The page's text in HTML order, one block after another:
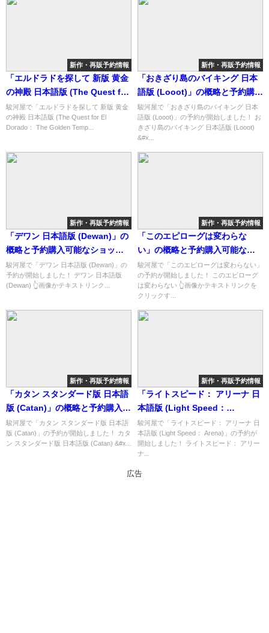
新作・再販予約情報
「エルドラドを探して 新版 黄金
の神殿 日本語版 (The Quest for
El Dorado： The Golden
Temples)」の概略と予約購入可
駿河屋で「エルドラドを探して 新版 黄金
の神殿 日本語版 (The Quest for El
Dorado： The Golden Temp...
新作・再販予約情報
「おきざり島のバイキング 日本
語版 (Looot)」の概略と予約購入
可能なショップ紹介！
駿河屋で「おきざり島のバイキング 日本
語版 (Looot)」の予約が開始しました！ お
きざり島のバイキング 日本語版 (Looot)
&#x...
新作・再販予約情報
「デワン 日本語版 (Dewan)」の
概略と予約購入可能なショップ
紹介！
駿河屋で「デワン 日本語版 (Dewan)」の
予約が開始しました！ デワン 日本語版
(Dewan) 👆画像かテキストリンク...
新作・再販予約情報
「このエピローグは変わらな
い」の概略と予約購入可能なシ
ョップ紹介！
駿河屋で「このエピローグは変わらない」
の予約が開始しました！ このエピローグ
は変わらない 👆画像かテキストリンクを
クリックす...
新作・再販予約情報
「カタン スタンダード版 日本語
版 (Catan)」の概略と予約購入可
能なショップ紹介！
駿河屋で「カタン スタンダード版 日本語
版 (Catan)」の予約が開始しました！ カタ
ン スタンダード版 日本語版 (Catan) &#x...
新作・再販予約情報
「ライトスピード： アリーナ 日
本語版 (Light Speed：
Arena)」の概略と予約購入可能
なショップ紹介！
駿河屋で「ライトスピード： アリーナ 日
本語版 (Light Speed： Arena)」の予約が
開始しました！ ライトスピード： アリー
ナ...
広告